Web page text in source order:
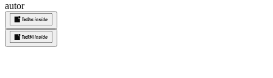
autor